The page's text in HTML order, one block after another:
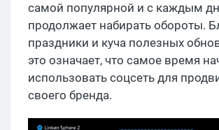
самой популярной и с каждым
продолжает набирать обороты.
праздники и куча полезных
это означает, что самое время
использовать соцсеть для
своего бренда.